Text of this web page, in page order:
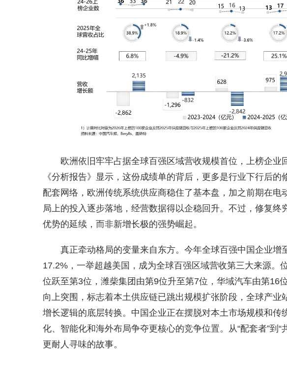
欧洲依旧牢牢占据全球百强区域营收规模首位，上榜企业
《分析报告》显示，这份成绩单的背后，更多是行业下行后
配套网络，欧洲传统系统供应商稳住了基本盘，加之前期在
局上的投入逐步落地，经营数据得以企稳回升。不过，修复
优势的延续，而非新增长极的强势崛起。
真正牵动格局的变量来自东方。今年全球百强中国企业增
17.2%，一举超越美国，成为全球百强区域营收第三大来源。
位跃至第3位，潍柴集团由第9位升至第7位，华域汽车由第
向上突围，标志着本土供应链已跳出规模扩张阶段，全球产业
增长逻辑的底层转换。中国企业正在摆脱对本土市场规模和传
化、智能化和海外布局争夺更核心的竞争位置。从“配套者”到
更耐人寻味的故事。